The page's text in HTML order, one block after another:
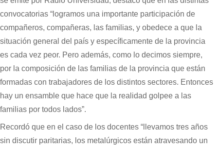
convocatorias “logramos una importante participación de
compañeros, compañeras, las familias, y obedece a que la
situación general del país y específicamente de la provincia
es cada vez peor. Pero además, como lo decimos siempre,
por la composición de las familias de la provincia que están
formadas con trabajadores de los distintos sectores. Entonces
hay un ensamble que hace que la realidad golpee a las
familias por todos lados”.
Recordó que en el caso de los docentes “llevamos tres años
sin discutir paritarias, los metalúrgicos están atravesando un